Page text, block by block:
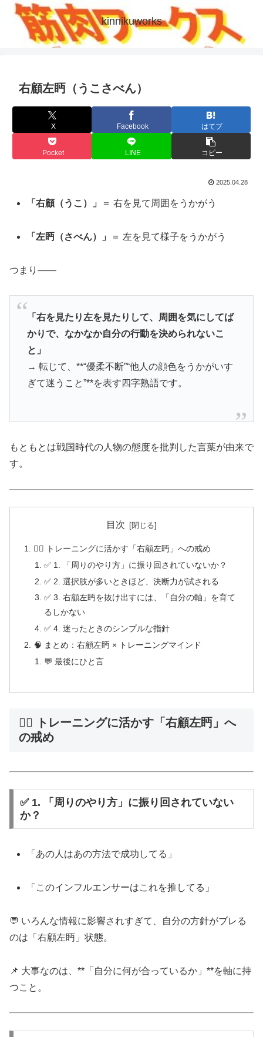
kinnikuworks
右顧左眄（うこさべん）
X Facebook はてブ
Pocket LINE コピー
2025.04.28
「右顧（うこ）」 ＝ 右を見て周囲をうかがう
「左眄（さべん）」 ＝ 左を見て様子をうかがう
つまり――
「右を見たり左を見たりして、周囲を気にしてば
かりで、なかなか自分の行動を決められないこ
と」
→ 転じて、**“優柔不断”“他人の顔色をうかがいす
ぎて迷うこと”**を表す四字熟語です。
もともとは戦国時代の人物の態度を批判した言葉が由来で
す。
目次
🏋️‍♂️ トレーニングに活かす「右顧左眄」への戒め
✅ 1. 「周りのやり方」に振り回されていないか？
✅ 2. 選択肢が多いときほど、決断力が試される
✅ 3. 右顧左眄を抜け出すには、「自分の軸」を育て
るしかない
✅ 4. 迷ったときのシンプルな指針
🧠 まとめ：右顧左眄 × トレーニングマインド
💬 最後にひと言
🏋️‍♂️ トレーニングに活かす「右顧左眄」へ
の戒め
✅ 1. 「周りのやり方」に振り回されていない
か？
「あの人はあの方法で成功してる」
「このインフルエンサーはこれを推してる」
💬 いろんな情報に影響されすぎて、自分の方針がブレる
のは「右顧左眄」状態。
📌 大事なのは、**「自分に何が合っているか」**を軸に持
つこと。